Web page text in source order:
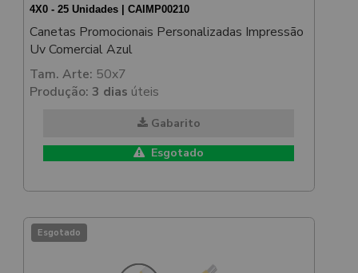
4X0 - 25 Unidades | CAIMP00210
Canetas Promocionais Personalizadas Impressão
Uv Comercial Azul
Tam. Arte: 50x7
Produção: 3 dias úteis
Gabarito
Esgotado
Esgotado